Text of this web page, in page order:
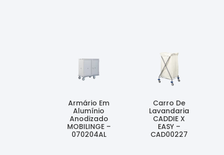
Armário Em
Alumínio
Anodizado
MOBILINGE –
070204AL
Carro De
Lavandaria
CADDIE X
EASY –
CAD00227